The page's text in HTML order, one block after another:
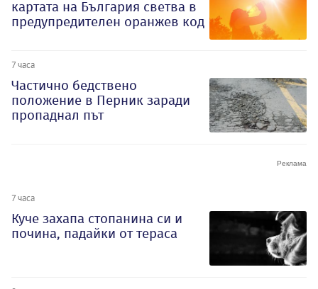
картата на България светва в
предупредителен оранжев код
7 часа
Частично бедствено
положение в Перник заради
пропаднал път
7 часа
Куче захапа стопанина си и
почина, падайки от тераса